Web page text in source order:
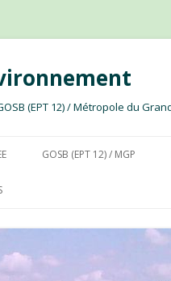
(EPT 12) / Métropole du
GOSB (EPT 12) / MGP